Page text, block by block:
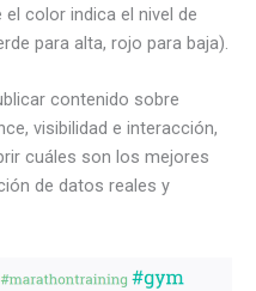
color indica el nivel de
para alta, rojo para baja).
contenido sobre
visibilidad e interacción,
cuáles son los mejores
de datos reales y